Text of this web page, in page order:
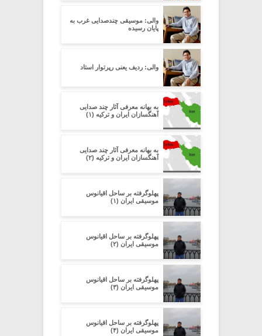
والی: موسیقی چندصدایی غرب به
پایان رسیده
والی: ردیف یعنی رپرتوار استاد
به بهانه معرفی آثار چند صدایی
آهنگسازان ایران و ترکیه (۱)
به بهانه معرفی آثار چند صدایی
آهنگسازان ایران و ترکیه (۲)
پهلوگرفته بر ساحل اقیانوس
موسیقی ایران (۱)
پهلوگرفته بر ساحل اقیانوس
موسیقی ایران (۲)
پهلوگرفته بر ساحل اقیانوس
موسیقی ایران (۳)
پهلوگرفته بر ساحل اقیانوس
موسیقی ایران (۴)